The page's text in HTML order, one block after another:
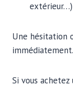
Une hésitation
immédiatement.
Si vous